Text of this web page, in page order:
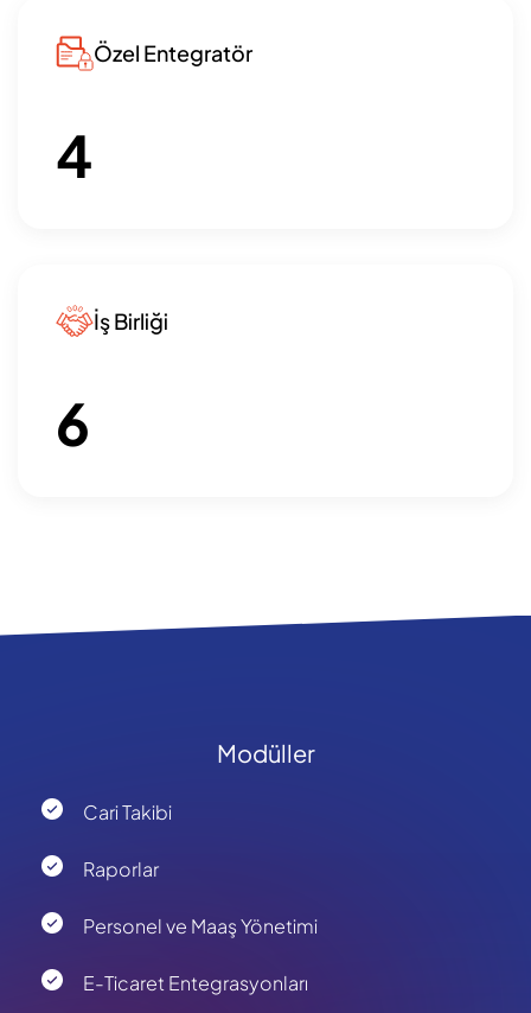
Özel Entegratör
4
İş Birliği
6
Modüller
Cari Takibi
Raporlar
Personel ve Maaş Yönetimi
E-Ticaret Entegrasyonları